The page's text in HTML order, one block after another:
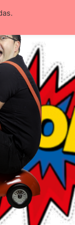
Cumpleaños y